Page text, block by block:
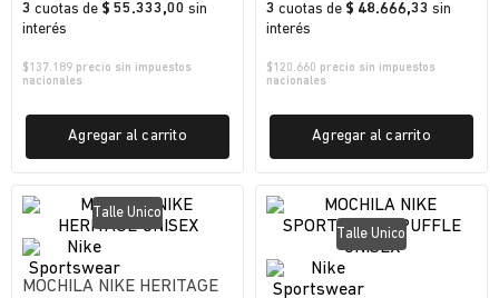
3 cuotas de $ 55.333,00 sin
interés
$137.189 precio sin impuestos
nacionales
Agregar al carrito
3 cuotas de $ 48.666,33 sin
interés
$120.660 precio sin impuestos
nacionales
Agregar al carrito
Talle Unico
MOCHILA NIKE HERITAGE
Talle Unico